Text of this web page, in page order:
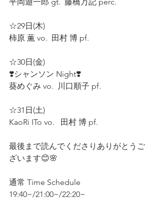
☆29日(木)
柿原 薫 vo.  田村 博 pf.
☆30日(金)
❣️シャンソン Night❣️
葵めぐみ vo.  川口順子 pf.
☆31日(土)
KaoRi ITo vo.   田村 博 pf.
最後まで読んでくださりありがとうご
ざいます😊🌸
通常 Time Schedule
19:40~/21:00~/22:20~